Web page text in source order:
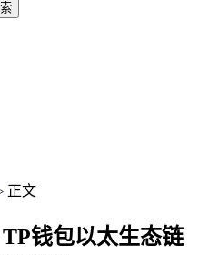
正文
钱包以太生态链